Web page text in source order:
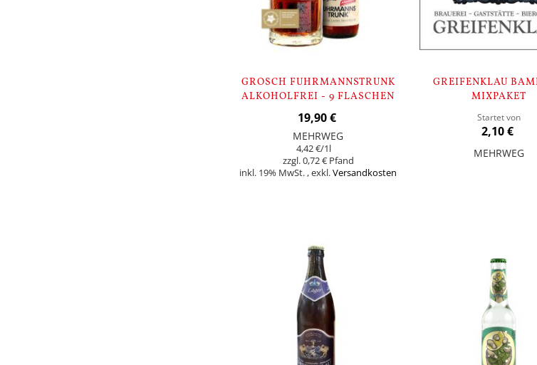
GROSCH FUHRMANNSTRUNK
ALKOHOLFREI - 9 FLASCHEN
19,90 €
MEHRWEG
4,42 €/1l
0,72 €
inkl. 19% MwSt.,exkl.Versandkosten
GREIFENKLAU
MIXPAKET
Startet von
2,10 €
MEHRWEG